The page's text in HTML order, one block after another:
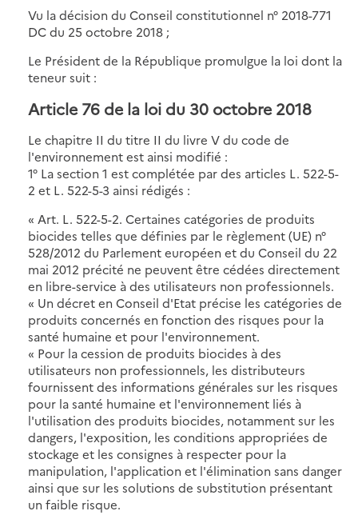
Vu la décision du Conseil constitutionnel n° 2018-771
DC du 25 octobre 2018 ;
Le Président de la République promulgue la loi dont la
teneur suit :
Article 76 de la loi du 30 octobre 2018
Le chapitre II du titre II du livre V du code de
l'environnement est ainsi modifié :
1° La section 1 est complétée par des articles L. 522-5-
2 et L. 522-5-3 ainsi rédigés :
« Art. L. 522-5-2. Certaines catégories de produits
biocides telles que définies par le règlement (UE) n°
528/2012 du Parlement européen et du Conseil du 22
mai 2012 précité ne peuvent être cédées directement
en libre-service à des utilisateurs non professionnels.
« Un décret en Conseil d'Etat précise les catégories de
produits concernés en fonction des risques pour la
santé humaine et pour l'environnement.
« Pour la cession de produits biocides à des
utilisateurs non professionnels, les distributeurs
fournissent des informations générales sur les risques
pour la santé humaine et l'environnement liés à
l'utilisation des produits biocides, notamment sur les
dangers, l'exposition, les conditions appropriées de
stockage et les consignes à respecter pour la
manipulation, l'application et l'élimination sans danger
ainsi que sur les solutions de substitution présentant
un faible risque.